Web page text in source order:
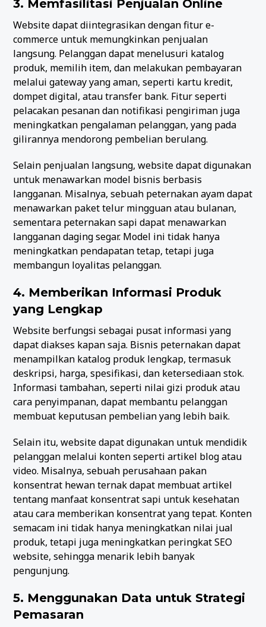
3. Memfasilitasi Penjualan Online
Website dapat diintegrasikan dengan fitur e-
commerce untuk memungkinkan penjualan
langsung. Pelanggan dapat menelusuri katalog
produk, memilih item, dan melakukan pembayaran
melalui gateway yang aman, seperti kartu kredit,
dompet digital, atau transfer bank. Fitur seperti
pelacakan pesanan dan notifikasi pengiriman juga
meningkatkan pengalaman pelanggan, yang pada
gilirannya mendorong pembelian berulang.
Selain penjualan langsung, website dapat digunakan
untuk menawarkan model bisnis berbasis
langganan. Misalnya, sebuah peternakan ayam dapat
menawarkan paket telur mingguan atau bulanan,
sementara peternakan sapi dapat menawarkan
langganan daging segar. Model ini tidak hanya
meningkatkan pendapatan tetap, tetapi juga
membangun loyalitas pelanggan.
4. Memberikan Informasi Produk
yang Lengkap
Website berfungsi sebagai pusat informasi yang
dapat diakses kapan saja. Bisnis peternakan dapat
menampilkan katalog produk lengkap, termasuk
deskripsi, harga, spesifikasi, dan ketersediaan stok.
Informasi tambahan, seperti nilai gizi produk atau
cara penyimpanan, dapat membantu pelanggan
membuat keputusan pembelian yang lebih baik.
Selain itu, website dapat digunakan untuk mendidik
pelanggan melalui konten seperti artikel blog atau
video. Misalnya, sebuah perusahaan pakan
konsentrat hewan ternak dapat membuat artikel
tentang manfaat konsentrat sapi untuk kesehatan
atau cara memberikan konsentrat yang tepat. Konten
semacam ini tidak hanya meningkatkan nilai jual
produk, tetapi juga meningkatkan peringkat SEO
website, sehingga menarik lebih banyak
pengunjung.
5. Menggunakan Data untuk Strategi
Pemasaran